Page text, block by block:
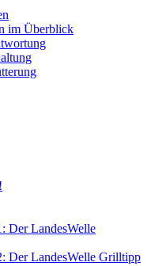
im Überblick
Der LandesWelle
Der LandesWelle Grilltipp